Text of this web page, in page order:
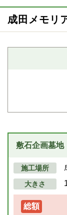
成田メモリ
敷石企画墓地
施工場所
大きさ
総額